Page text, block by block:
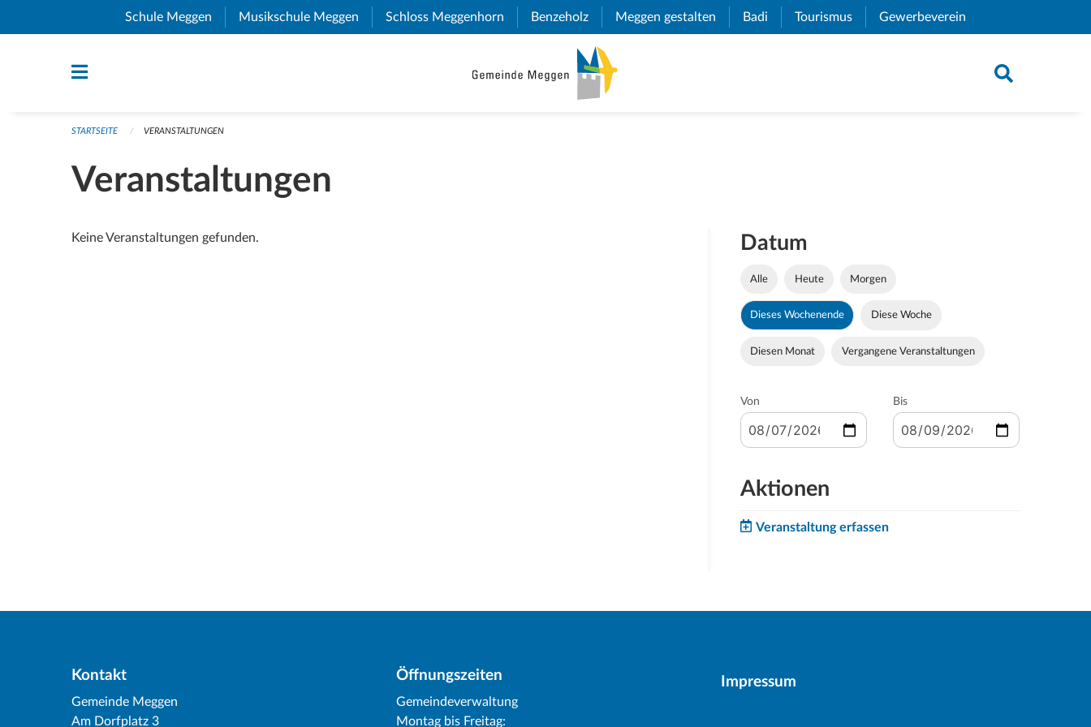
Navigation überspringen
Schule Meggen (External Link)
Musikschule Meggen (External Link)
Schloss Meggenhorn (External Link)
Benzeholz (External Link)
Meggen gestalten (External Link)
Badi (External Link)
Tourismus (External Link)
Gewerbeverein
STARTSEITE VERANSTALTUNGEN
Veranstaltungen
Keine Veranstaltungen gefunden. Datum
Alle Heute Morgen
Dieses Wochenende Diese Woche
Diesen Monat Vergangene Veranstaltungen
Von Bis
Aktionen
Veranstaltung erfassen
Kontakt
Gemeinde Meggen
Am Dorfplatz 3
Öffnungszeiten
Gemeindeverwaltung
Montag bis Freitag:
Impressum